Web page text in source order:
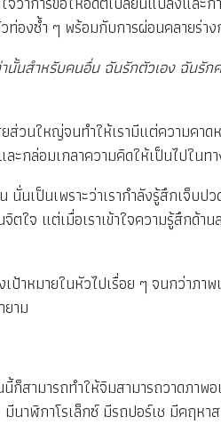
องซ้ำ ๆ พร้อมกับการผ่อนคลายร่าง
นสำหรับคนอื่น ฉันรักตัวเอง ฉันรั
วนใหญ่จนทำให้เรามีแต่ความคาด
กล่อมเกลาความคิดให้เป็นไปในท
นั่นเป็นเพราะว่าเรากำลังรู้สึกเจ็บ
จ แต่เมื่อเราเข้าใจความรู้สึกด้าน
าหมายในหัวไปเรื่อย ๆ จนกว่าภา
าม
สามารถทำให้จิมสามารถวาดภา
าฬิกาโรเล็กซ์ มีรถปอร์เช มีคฤหา